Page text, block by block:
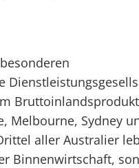
Melbourne, Sydney
aller Australier
Binnenwirtschaft,